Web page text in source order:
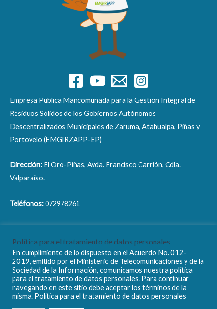
Empresa Pública Mancomunada para la Gestión Integral de
Residuos Sólidos de los Gobiernos Autónomos
Descentralizados Municipales de Zaruma, Atahualpa, Piñas y
Portovelo (EMGIRZAPP-EP)
Dirección: El Oro-Piñas, Avda. Francisco Carrión, Cdla.
Valparaíso.
Teléfonos:072978261
Copyright © 2026 EMGIRZAPP - EP
Política para el tratamiento de datos personales
En cumplimiento de lo dispuesto en el Acuerdo No. 012-
2019, emitido por el Ministerio de Telecomunicaciones y de la
Sociedad de la Información, comunicamos nuestra política
para el tratamiento de datos personales. Para continuar
navegando en este sitio debe aceptar los términos de la
misma. Política para el tratamiento de datos personales